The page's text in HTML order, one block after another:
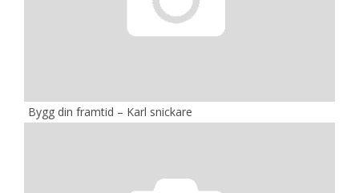
Bygg din framtid – Karl snickare